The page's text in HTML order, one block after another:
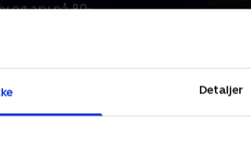
Detaljer
og arv på 80-
det tabte
fremskridt og